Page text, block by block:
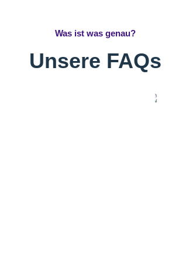
Was ist was genau?
Unsere FAQs